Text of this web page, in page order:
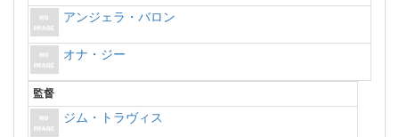
アンジェラ・バロン
オナ・ジー
監督
ジム・トラヴィス